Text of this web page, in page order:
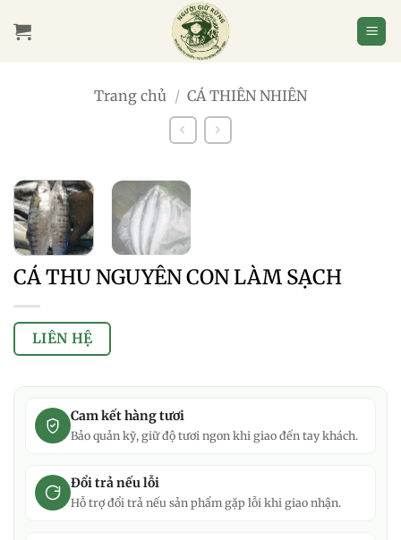
qua
Trang chủ / CÁ THIÊN NHIÊN
CÁ THU NGUYÊN CON LÀM SẠCH
LIÊN HỆ
Cam kết hàng tươi
Bảo quản kỹ, giữ độ tươi ngon khi giao đến tay khách.
Đổi trả nếu lỗi
Hỗ trợ đổi trả nếu sản phẩm gặp lỗi khi giao nhận.